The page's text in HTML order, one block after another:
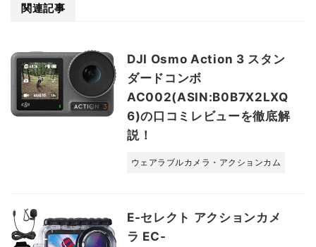
関連記事
DJI Osmo Action 3 スタン
ダードコンボ
AC002(ASIN:B0B7X2LXQ
6)の口コミレビューを徹底解
説！
ウェアラブルカメラ・アクションカム
E-セレクト アクションカメ
ラ EC-